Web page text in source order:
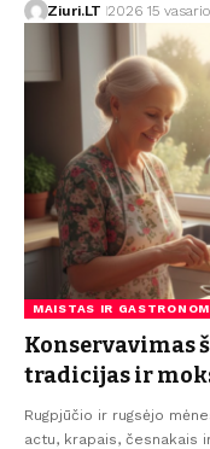
Ziuri.LT 2026 15 vasario
MAISTAS IR
Konservavimas
tradicijas ir
Rugpjūčio ir rugsėjo
actu, krapais, česnakais